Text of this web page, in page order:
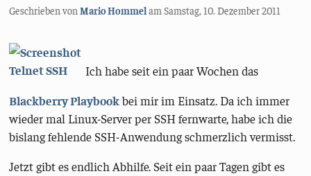
Geschrieben vonMario HommelamSamstag, 10. Dezember 2011
Ich habe seit ein paar Wochen das
Blackberry Playbookbei mir im Einsatz. Da ich immer
wieder mal Linux-Server per SSH fernwarte, habe ich die
bislang fehlende SSH-Anwendung schmerzlich vermisst.
Jetzt gibt es endlich Abhilfe. Seit ein paar Tagen gibt es